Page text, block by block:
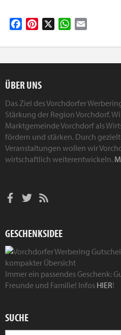
FacebookPinterest WhatsApp
ÜBER UNS
Das Ziel des Vorchdorfer
Stärkung der Region Vorchdorf.
Marktgemeinde Vorchdorf als
fördern und stärken. Durch
Veranstaltungen wollen wir
wirtschaftlich weiterentwickeln.
GESCHENKSIDEE
Immer ein passendes Geschenk:
Freunde und Familie! Infos HIER!
SUCHE